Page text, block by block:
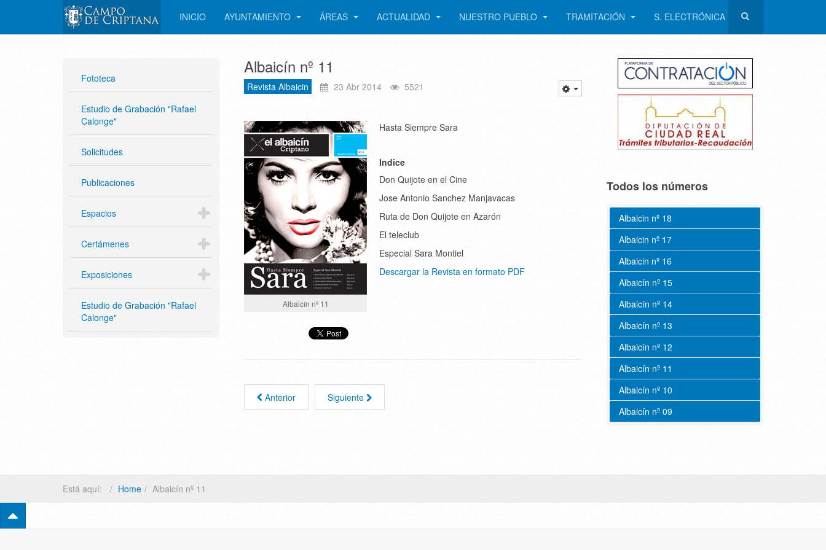
INICIO AYUNTAMIENTO ÁREAS ACTUALIDAD NUESTRO PUEBLO TRAMITACIÓN S. ELECTRÓNICA
Albaicín nº 11
Revista Albaicin 23 Abr 2014 5521
Albaicín nº 11
Hasta Siempre Sara
Indice
Don Quijote en el Cine
Jose Antonio Sanchez Manjavacas
Ruta de Don Quijote en Azarón
El teleclub
Especial Sara Montiel
Descargar la Revista en formato PDF
Anterior Siguiente
Fototeca
Estudio de Grabación "Rafael
Calonge"
Solicitudes
Publicaciones
Espacios
Certámenes
Exposiciones
Estudio de Grabación "Rafael
Calonge"
Todos los números
Albaicin nº 18
Albaicin nº 17
Albaicin nº 16
Albaicín nº 15
Albaicín nº 14
Albaicín nº 13
Albaicín nº 12
Albaicín nº 11
Albaicín nº 10
Albaicín nº 09
Está aquí: Home Albaicín nº 11